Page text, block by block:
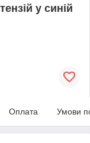
у синій
Оплата Умови